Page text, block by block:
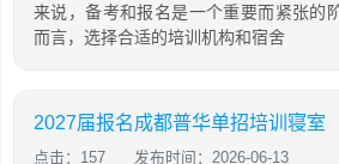
来说，备考和报名是一个重要而紧张的
而言，选择合适的培训机构和宿舍
2027届报名成都普华单招培训寝室
点击：157 发布时间：2026-06-13